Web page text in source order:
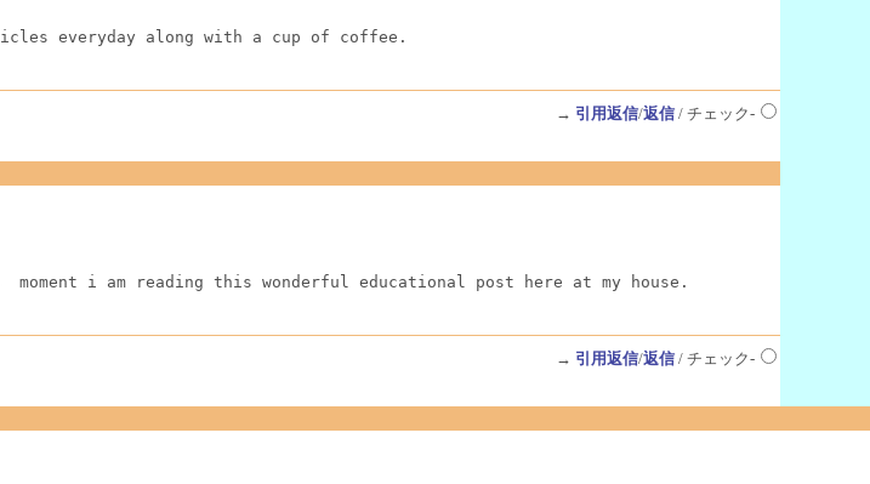
everyday along with a cup of coffee.
→ 引用返信/返信/ チェック-
i am reading this wonderful educational post here at my house.
→ 引用返信/返信/ チェック-